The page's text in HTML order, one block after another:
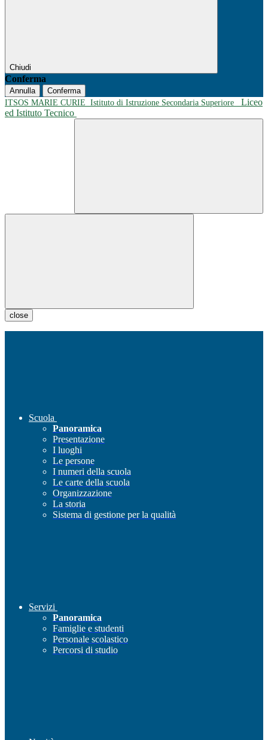
Chiudi
Conferma
Annulla
Conferma
ITSOS MARIE CURIE Istituto di Istruzione Secondaria Superiore
Liceo
ed Istituto Tecnico
close
Scuola
Panoramica
Presentazione
I luoghi
Le persone
I numeri della scuola
Le carte della scuola
Organizzazione
La storia
Sistema di gestione per la qualità
Servizi
Panoramica
Famiglie e studenti
Personale scolastico
Percorsi di studio